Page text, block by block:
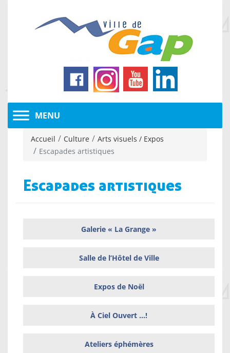
Accueil Culture
Arts visuels / Expos
Escapades artistiques
Escapades artistiques
Galerie « La Grange »
Salle de l’Hôtel de Ville
Expos de Noël
À Ciel Ouvert …!
Ateliers éphémères